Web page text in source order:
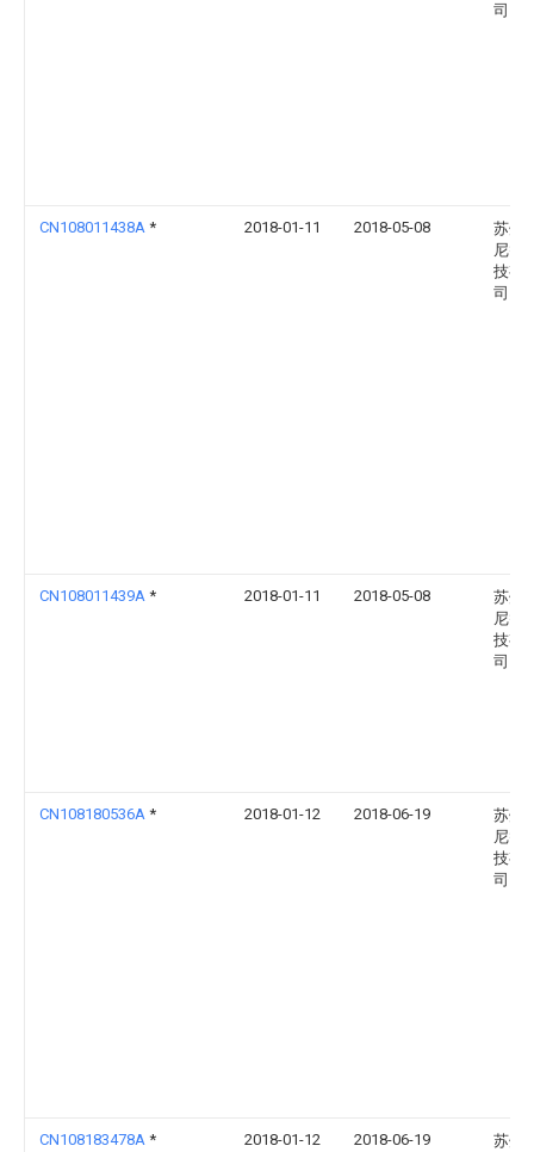
司
CN108011438A * 2018-01-11 2018-05-08
苏州
尼智
技有
司
CN108011439A * 2018-01-11 2018-05-08
苏州
尼智
技有
司
CN108180536A * 2018-01-12 2018-06-19
苏州
尼智
技有
司
CN108183478A * 2018-01-12 2018-06-19
苏州